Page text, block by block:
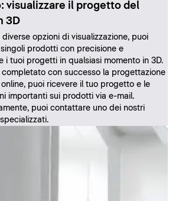
visualizzare il progetto del
3D
diverse opzioni di visualizzazione, puoi
prodotti con precisione e
i tuoi progetti in qualsiasi momento in 3D.
completato con successo la progettazione
puoi ricevere il tuo progetto e le
importanti sui prodotti via e-mail.
puoi contattare uno dei nostri